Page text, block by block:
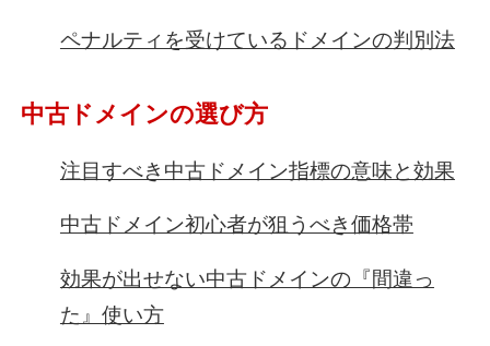
ペナルティを受けているドメインの判別法
中古ドメインの選び方
注目すべき中古ドメイン指標の意味と効果
中古ドメイン初心者が狙うべき価格帯
効果が出せない中古ドメインの『間違っ
た』使い方